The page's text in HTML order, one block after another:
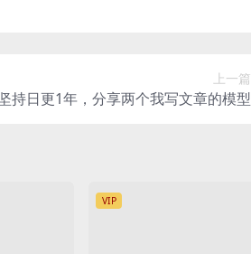
上一篇
持日更1年，分享两个我写文章的模型
VIP